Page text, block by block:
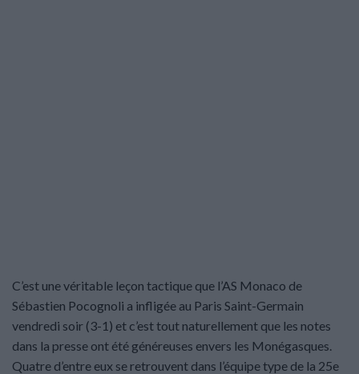
C’est une véritable leçon tactique que l’AS Monaco de
Sébastien Pocognoli a infligée au Paris Saint-Germain
vendredi soir (3-1) et c’est tout naturellement que les notes
dans la presse ont été généreuses envers les Monégasques.
Quatre d’entre eux se retrouvent dans l’équipe type de la 25e